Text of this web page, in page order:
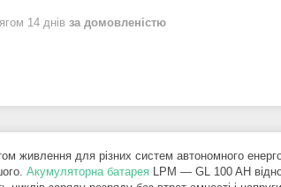
14 днів за домовленістю
живлення для різних систем автономного
Акумуляторна батарея LPM ― GL 100 AH